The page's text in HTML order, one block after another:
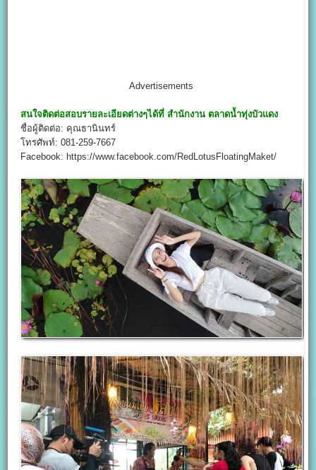
Advertisements
สนใจติดต่อสอบรายละเอียดต่างๆได้ที่ สำนักงาน ตลาดน้ำทุ่งบัวแดง
ชื่อผู้ติดต่อ: คุณธานินทร์
โทรศัพท์: 081-259-7667
Facebook: https://www.facebook.com/RedLotusFloatingMaket/